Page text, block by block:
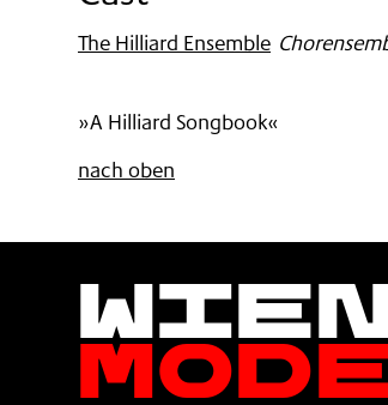
The Hilliard Ensemble
:
»A Hilliard Songbook«
nach oben